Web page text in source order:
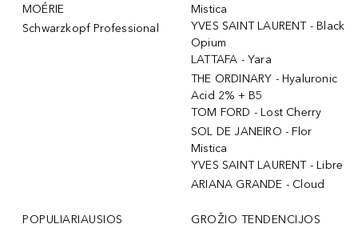
MOÉRIE
Schwarzkopf Professional
Mistica
YVES SAINT LAURENT - Black
Opium
LATTAFA - Yara
THE ORDINARY - Hyaluronic
Acid 2% + B5
TOM FORD - Lost Cherry
SOL DE JANEIRO - Flor
Mistica
YVES SAINT LAURENT - Libre
ARIANA GRANDE - Cloud
POPULIARIAUSIOS
GROŽIO TENDENCIJOS